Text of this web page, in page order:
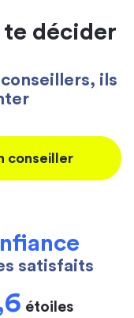
te décider
ils
conseiller
satisfaits
étoiles